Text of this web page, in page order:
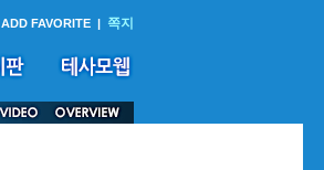
ADD FAVORITE | 쪽지